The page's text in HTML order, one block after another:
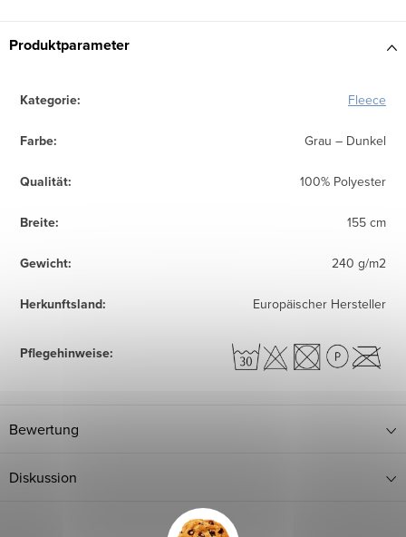
Produktparameter
Kategorie: Fleece
Farbe: Grau – Dunkel
Qualität: 100% Polyester
Breite: 155 cm
Gewicht: 240 g/m2
Herkunftsland: Europäischer Hersteller
Pflegehinweise:
Bewertung
Diskussion